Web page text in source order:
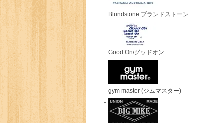
Blundstone ブランドストーン
Good On/グッドオン
gym master (ジムマスター)